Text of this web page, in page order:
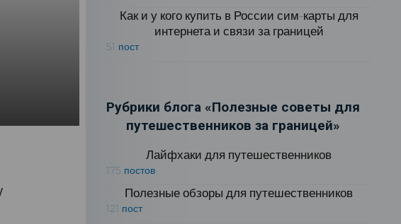
Как и у кого купить в России сим-карты для
интернета и связи за границей
51 пост
Рубрики блога «Полезные советы для
путешественников за границей»
Лайфхаки для путешественников
175 постов
Полезные обзоры для путешественников
121 пост